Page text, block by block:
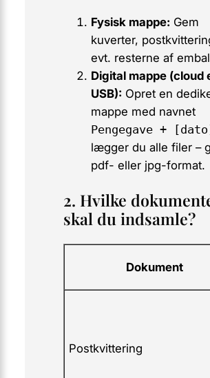
Fysisk mappe: Gem
kuverter,
evt. resterne af
Digital mappe (cloud
USB): Opret en
mappe med navnet
Pengegave +
lægger du alle filer –
pdf- eller jpg-format.
2. Hvilke
skal du indsamle?
Dokument
Postkvittering